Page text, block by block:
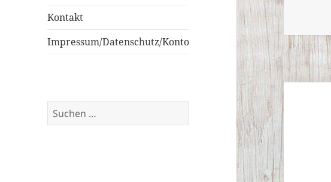
Kontakt
Impressum/Datenschutz/Konto
Suchen
nach: